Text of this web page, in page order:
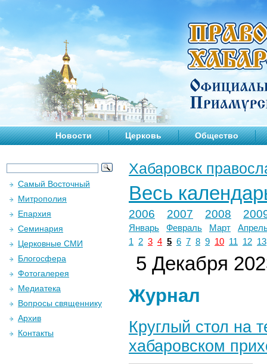
Новости Церковь Общество
Хабаровск
Весь
2006 2007 2008
Январь Февраль Март
1
2 3 4 5 6 7 8 9 10 11 12 13
5 Декабря
Журнал
Круглый стол на
хабаровском
Самый Восточный
Митрополия
Епархия
Семинария
Церковные СМИ
Блогосфера
Фотогалерея
Медиатека
Вопросы священнику
Архив
Контакты